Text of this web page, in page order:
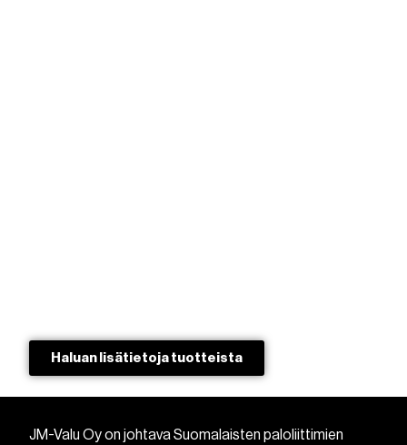
Haluan lisätietoja tuotteista​
JM-Valu Oy on johtava Suomalaisten paloliittimien